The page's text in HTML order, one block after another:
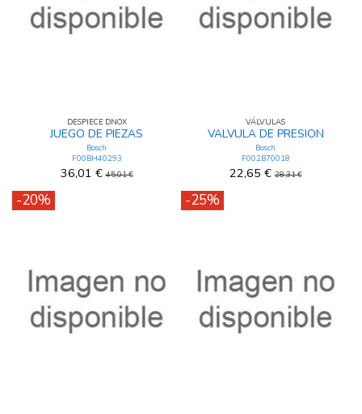
DESPIECE DNOX
JUEGO DE PIEZAS
Bosch
F00BH40293
36,01 €45,01 €
VÁLVULAS
VALVULA DE PRESION
Bosch
F002B70018
22,65 €28,31 €
-20% -25%